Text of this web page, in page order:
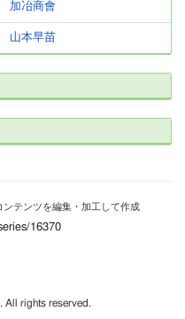
加冶商會
山本早苗
テンツを編集・加工して作成
16370
All rights reserved.